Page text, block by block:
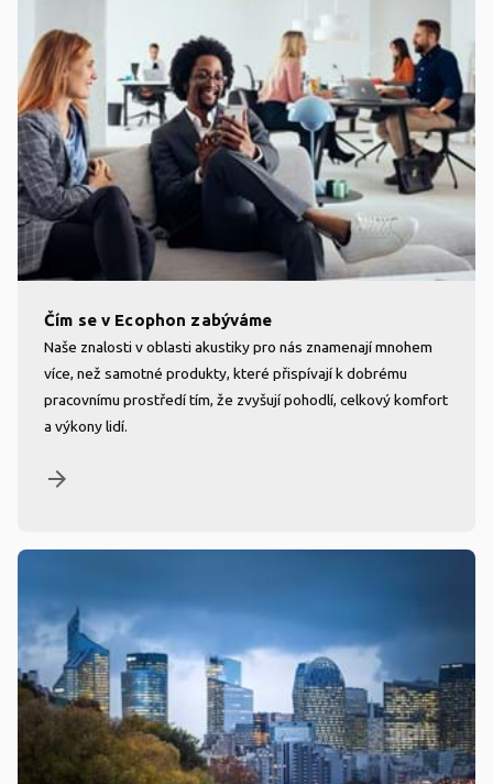
Čím se v Ecophon zabýváme
Naše znalosti v oblasti akustiky pro nás znamenají mnohem
více, než samotné produkty, které přispívají k dobrému
pracovnímu prostředí tím, že zvyšují pohodlí, celkový komfort
a výkony lidí.
arrow_forward